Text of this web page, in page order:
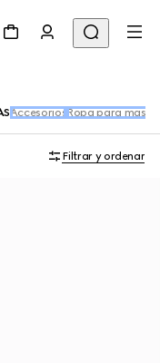
Accesorios Ropa para
Filtrar y ordenar